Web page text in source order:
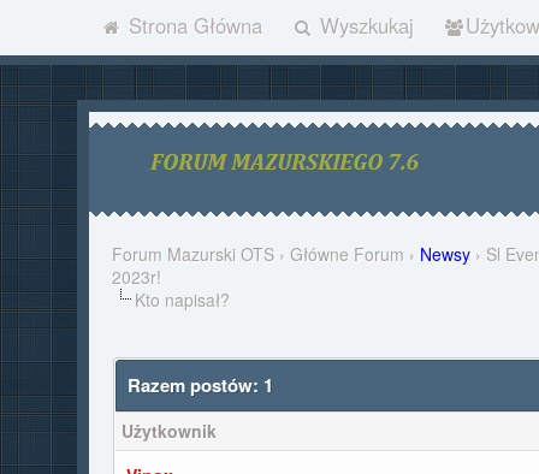
Strona Główna Wyszkukaj
Forum Mazurski OTS ›Główne Forum › Newsy › Sl
2023r!
Kto napisał?
Razem postów: 1
Użytkownik